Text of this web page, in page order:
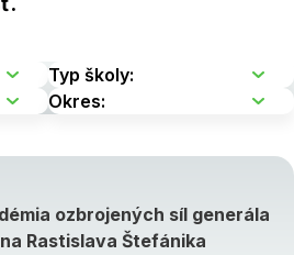
ozbrojených síl generála
Rastislava Štefánika